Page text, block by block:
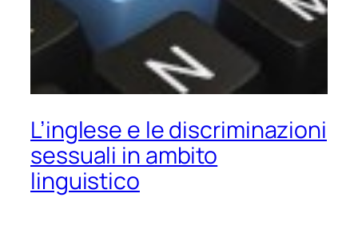
L’inglese e le discriminazioni
sessuali in ambito
linguistico